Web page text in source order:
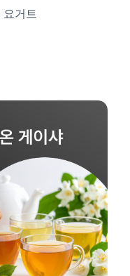
요거트